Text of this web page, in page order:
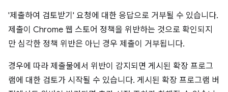
'제출하여 검토받기' 요청에 대한 응답으로 거부될 수 있습니다.
제출이 Chrome 웹 스토어 정책을 위반하는 것으로 확인되지
만 심각한 정책 위반은 아닌 경우 제출이 거부됩니다.
경우에 따라 제출물에서 위반이 감지되면 게시된 확장 프로그
램에 대한 검토가 시작될 수 있습니다. 게시된 확장 프로그램 버